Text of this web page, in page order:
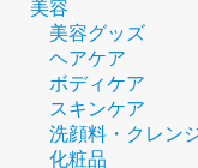
美容
美容グッズ
ヘアケア
ボディケア
スキンケア
洗顔料・クレン
化粧品